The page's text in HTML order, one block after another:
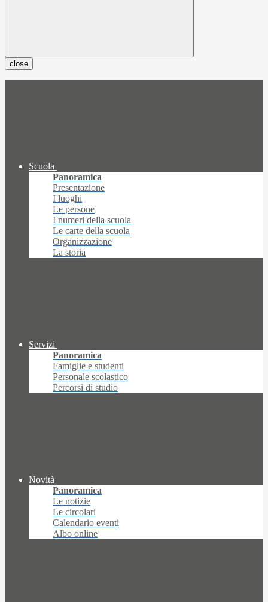
close
Scuola
Panoramica
Presentazione
I luoghi
Le persone
I numeri della scuola
Le carte della scuola
Organizzazione
La storia
Servizi
Panoramica
Famiglie e studenti
Personale scolastico
Percorsi di studio
Novità
Panoramica
Le notizie
Le circolari
Calendario eventi
Albo online